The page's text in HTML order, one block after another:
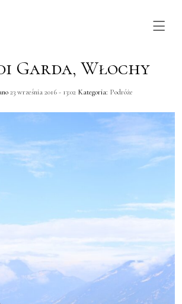
Garda, Włochy
23 września 2016 - 13:02 Kategoria: Podróże